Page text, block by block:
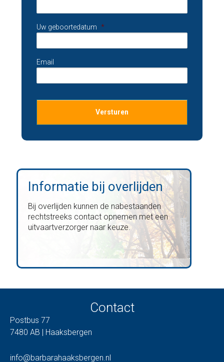
Uw geboortedatum *
Email
Informatie bij overlijden
Bij overlijden kunnen de nabestaanden
rechtstreeks contact opnemen met een
uitvaartverzorger naar keuze.
Contact
Postbus 77
7480 AB | Haaksbergen
info@barbarahaaksbergen.nl